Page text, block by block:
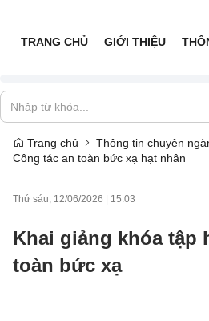
TRANG CHỦ GIỚI THIỆU
Trang chủ
Thông tin chuyên
Công tác an toàn bức xạ hạt nhân
Thứ sáu, 12/06/2026 15:03
Khai giảng khóa tập
toàn bức xạ